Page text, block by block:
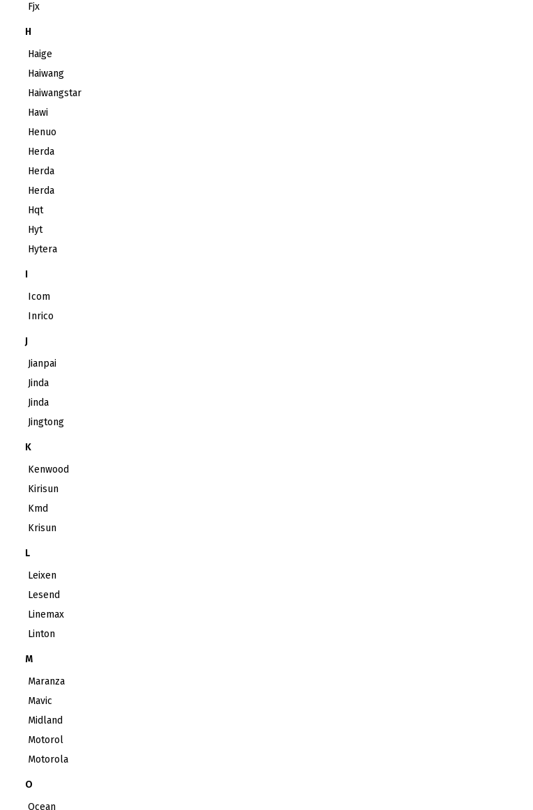
Fjx
H
Haige
Haiwang
Haiwangstar
Hawi
Henuo
Herda
Herda
Herda
Hqt
Hyt
Hytera
I
Icom
Inrico
J
Jianpai
Jinda
Jinda
Jingtong
K
Kenwood
Kirisun
Kmd
Krisun
L
Leixen
Lesend
Linemax
Linton
M
Maranza
Mavic
Midland
Motorol
Motorola
O
Ocean